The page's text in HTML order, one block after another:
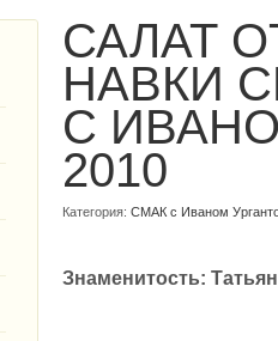
САЛАТ
НАВКИ
С
2010
Категория: СМАК с Иваном
Знаменитость: